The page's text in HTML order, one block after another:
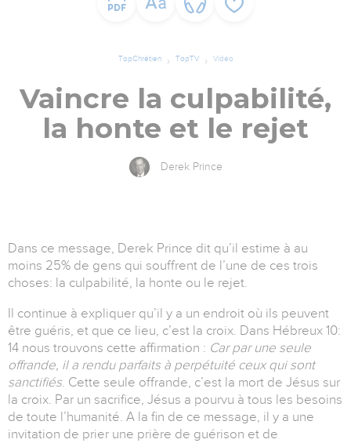
TopChrétien TopTV Vidéo
Vaincre la culpabilité,
la honte et le rejet
Derek Prince
Dans ce message, Derek Prince dit qu’il estime à au
moins 25% de gens qui souffrent de l’une de ces trois
choses: la culpabilité, la honte ou le rejet.
Il continue à expliquer qu’il y a un endroit où ils peuvent
être guéris, et que ce lieu, c’est la croix. Dans Hébreux 10:
14 nous trouvons cette affirmation : Car par une seule
offrande, il a rendu parfaits à perpétuité ceux qui sont
sanctifiés. Cette seule offrande, c’est la mort de Jésus sur
la croix. Par un sacrifice, Jésus a pourvu à tous les besoins
de toute l’humanité. A la fin de ce message, il y a une
invitation de prier une prière de guérison et de